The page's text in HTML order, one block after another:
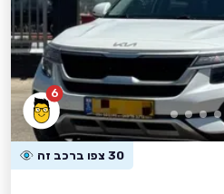
6
30 צפו ברכב זה